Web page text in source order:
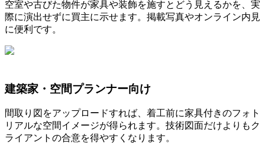
空室や古びた物件が家具や装飾を施すとどう見えるかを、実
際に演出せずに買主に示せます。掲載写真やオンライン内見
に便利です。
建築家・空間プランナー向け
間取り図をアップロードすれば、着工前に家具付きのフォト
リアルな空間イメージが得られます。技術図面だけよりもク
ライアントの合意を得やすくなります。